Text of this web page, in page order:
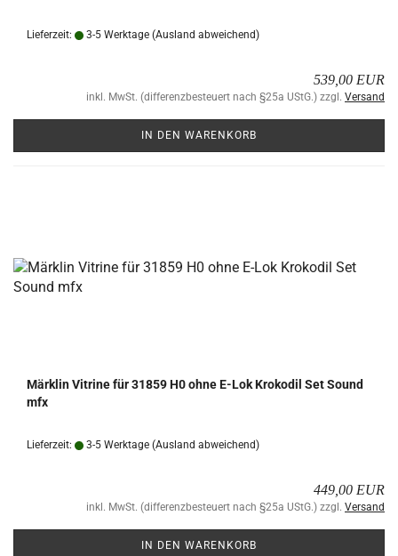
Lieferzeit: 3-5 Werktage (Ausland abweichend)
539,00 EUR
inkl. MwSt. (differenzbesteuert nach §25a UStG.) zzgl. Versand
IN DEN WARENKORB
Märk­lin Vi­tri­ne für 31859 H0 ohne E-Lok Kro­ko­dil Set Sound
mfx
Lieferzeit: 3-5 Werktage (Ausland abweichend)
449,00 EUR
inkl. MwSt. (differenzbesteuert nach §25a UStG.) zzgl. Versand
IN DEN WARENKORB